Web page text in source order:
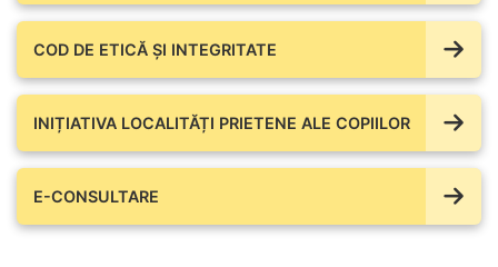
COD DE ETICĂ ȘI INTEGRITATE
INIȚIATIVA LOCALITĂȚI PRIETENE ALE COPIILOR
E-CONSULTARE